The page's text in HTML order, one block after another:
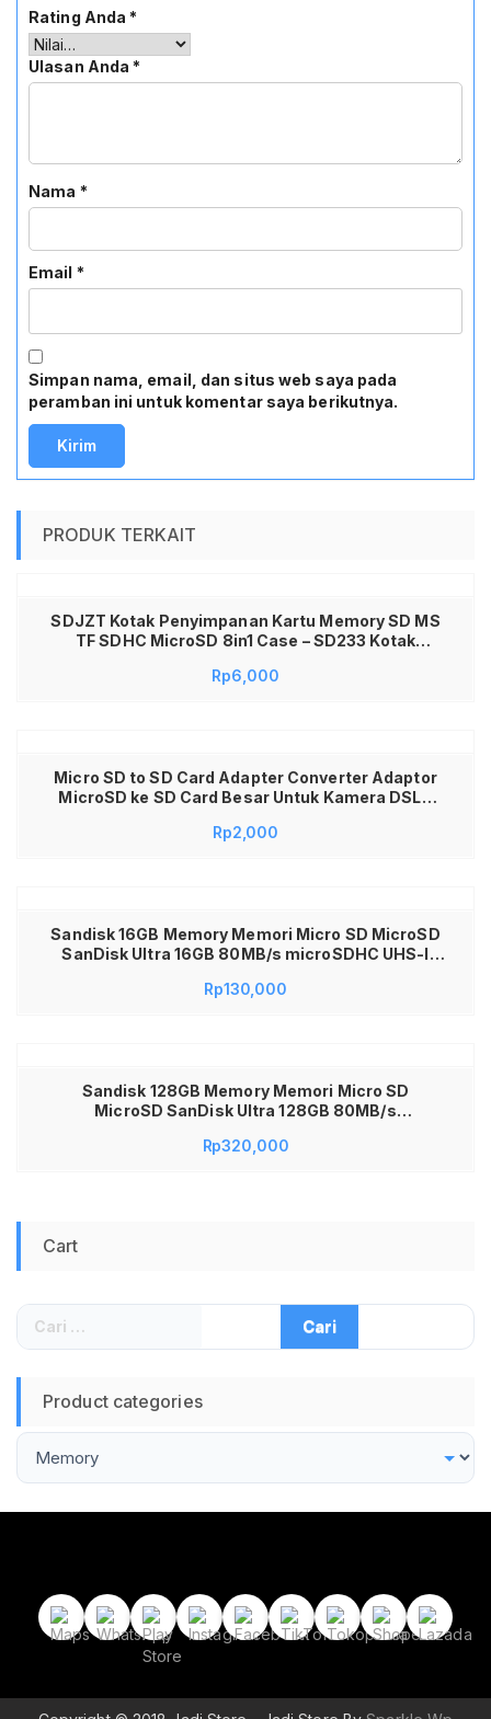
Rating Anda*
Ulasan Anda*
Nama *
Email *
Simpan nama, email, dan situs web saya pada
peramban ini untuk komentar saya berikutnya.
PRODUK TERKAIT
SDJZT Kotak Penyimpanan Kartu Memory SD MS
TF SDHC MicroSD 8in1 Case – SD233 Kotak
Memori Kamera SDHC TF MS Box Pelindung Kartu
Rp6,000
Micro SD to SD Card Adapter Converter Adaptor
MicroSD ke SD Card Besar Untuk Kamera DSLR
Memory Card Reader Pemindah Data Foto Video
Rp2,000
Sandisk 16GB Memory Memori Micro SD MicroSD
SanDisk Ultra 16GB 80MB/s microSDHC UHS-I
Ultra microSDHC/SDXC UHS-I Class 10 100MB/s
Rp130,000
Sandisk 128GB Memory Memori Micro SD
MicroSD SanDisk Ultra 128GB 80MB/s
Memori SanDisk Ultra microSDHC/SDXC UHS-I
Rp320,000
Cart
Cari
untuk:
Product categories